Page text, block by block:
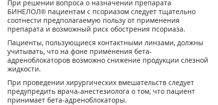
При решении вопроса о назначении препарата
БИНЕЛОЛ® пациентам с псориазом следует тщательно
соотнести предполагаемую пользу от применения
препарата и возможный риск обострения псориаза.
Пациенты, пользующиеся контактными линзами, должны
учитывать, что на фоне применения бета-
адреноблокаторов возможно снижение продукции слезной
жидкости.
При проведении хирургических вмешательств следует
предупредить врача-анестезиолога о том, что пациент
принимает бета-адреноблокаторы.